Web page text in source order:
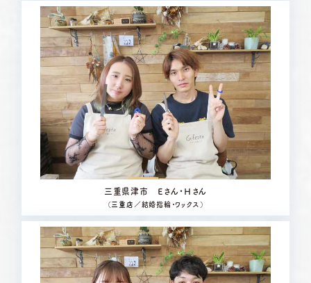
三重県津市 Ｅさん・Ｈさん
（三重店 ／結婚指輪・ワックス）